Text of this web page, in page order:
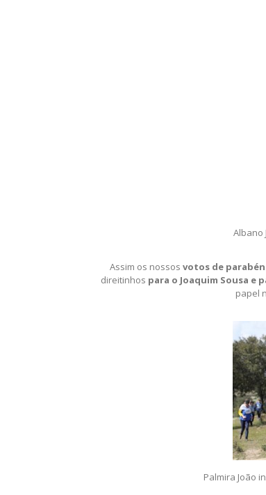
Albano
Assim os nossos votos de
direitinhos para o Joaquim Sousa e
papel
Palmira João